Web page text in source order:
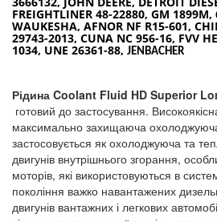
FREIGHTLINER 48-22880, GM 1899M,
WAUKESHA, AFNOR NF R15-601,
29743-2013, CUNA NC 956-16, FVV
1034, UNE 26361-88, JENBACHER
Рідина Coolant Fluid HD Superior
готовий до застосування.
максимально захищаюча
застосовується як охолоджуюча та
двигунів внутрішнього згорання,
моторів, які використовуються в
покоління важко навантажених
двигунів вантажних і легкових